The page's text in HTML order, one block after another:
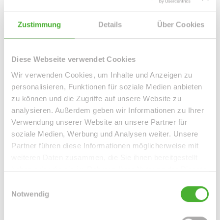
Zustimmung Details Über Cookies
Diese Webseite verwendet Cookies
Wir verwenden Cookies, um Inhalte und Anzeigen zu
personalisieren, Funktionen für soziale Medien anbieten
zu können und die Zugriffe auf unsere Website zu
analysieren. Außerdem geben wir Informationen zu Ihrer
Verwendung unserer Website an unsere Partner für
soziale Medien, Werbung und Analysen weiter. Unsere
Partner führen diese Informationen möglicherweise mit
haben oder die sie im Rahmen Ihrer Nutzung der Dienste
Notwendig
Sonstiges
Sie sind auf der Suche nach neuen 4-Wänden oder
brauchen einen Tapetenwechsel? Die stilvolle
Altbauwohnung in Gohlis-Süd bietet Ihnen ein gemütliches
Obergeschoss und hat ca. 170 qm, d. h. genügend Raum
zum Entfalten und Wohlfühlen.
Alle Wohnräume wurden mit Parkett ausgelegt, welches
die freundliche Atmosphäre der Räume unterstreicht. Die
liebevoll gestalteten Stuckelemente und die Flügeltüren
zwei Räumen (Salonen) erreichen Sie den schönen
Sommerabende genießen können.